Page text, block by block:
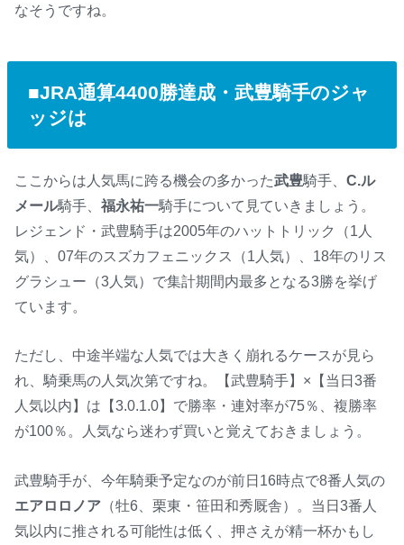
なそうですね。
■JRA通算4400勝達成・武豊騎手のジャ
ッジは
ここからは人気馬に跨る機会の多かった武豊騎手、C.ル
メール騎手、福永祐一騎手について見ていきましょう。
レジェンド・武豊騎手は2005年のハットトリック（1人
気）、07年のスズカフェニックス（1人気）、18年のリス
グラシュー（3人気）で集計期間内最多となる3勝を挙げ
ています。
ただし、中途半端な人気では大きく崩れるケースが見ら
れ、騎乗馬の人気次第ですね。【武豊騎手】×【当日3番
人気以内】は【3.0.1.0】で勝率・連対率が75％、複勝率
が100％。人気なら迷わず買いと覚えておきましょう。
武豊騎手が、今年騎乗予定なのが前日16時点で8番人気の
エアロロノア （牡6、栗東・笹田和秀厩舎）。当日3番人
気以内に推される可能性は低く、押さえが精一杯かもし